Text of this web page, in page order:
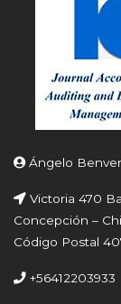
Ángelo
Victoria 470
Concepción –
Código Postal
+56412203933